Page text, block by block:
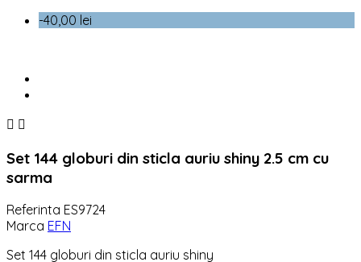
-40,00 lei
 
Set 144 globuri din sticla auriu shiny 2.5 cm cu
sarma
Referinta ES9724
Marca EFN
Set 144 globuri din sticla auriu shiny